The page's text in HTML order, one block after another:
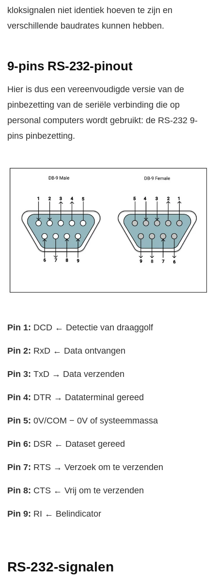
kloksignalen niet identiek hoeven te zijn en
verschillende baudrates kunnen hebben.
9-pins RS-232-pinout
Hier is dus een vereenvoudigde versie van de
pinbezetting van de seriële verbinding die op
personal computers wordt gebruikt: de RS-232 9-
pins pinbezetting.
Pin 1: DCD ← Detectie van draaggolf
Pin 2: RxD ← Data ontvangen
Pin 3: TxD → Data verzenden
Pin 4: DTR → Dataterminal gereed
Pin 5: 0V/COM − 0V of systeemmassa
Pin 6: DSR ← Dataset gereed
Pin 7: RTS → Verzoek om te verzenden
Pin 8: CTS ← Vrij om te verzenden
Pin 9: RI ← Belindicator
RS-232-signalen